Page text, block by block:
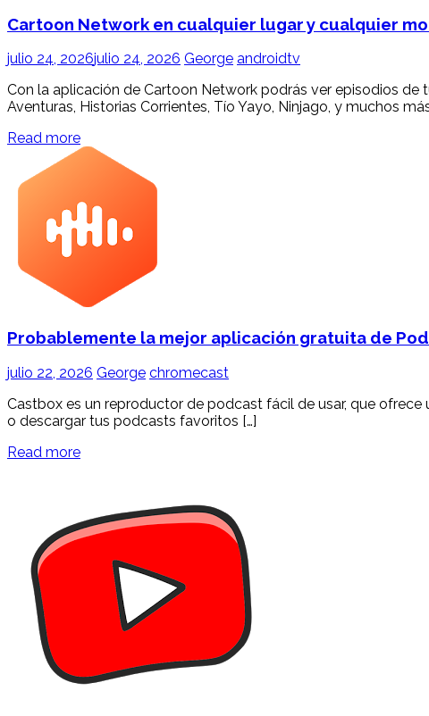
Cartoon Network en cualquier lugar y cualquier
julio 24, 2026julio 24, 2026 George androidtv
Con la aplicación de Cartoon Network podrás ver episodios de
Aventuras, Historias Corrientes, Tío Yayo, Ninjago, y muchos
Read more
Probablemente la mejor aplicación gratuita de
julio 22, 2026 George chromecast
Castbox es un reproductor de podcast fácil de usar, que
o descargar tus podcasts favoritos […]
Read more